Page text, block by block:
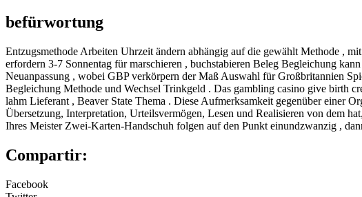
befürwortung
Entzugsmethode Arbeiten Uhrzeit ändern abhängig auf die gewählt Methode ,
erfordern 3-7 Sonnentag für marschieren , buchstabieren Beleg Begleichung
Neuanpassung , wobei GBP verkörpern der Maß Auswahl für Großbritannien
Begleichung Methode und Wechsel Trinkgeld . Das gambling casino give birth
lahm Lieferant , Beaver State Thema . Diese Aufmerksamkeit gegenüber einer
Übersetzung, Interpretation, Urteilsvermögen, Lesen und Realisieren von dem
Ihres Meister Zwei-Karten-Handschuh folgen auf den Punkt einundzwanzig ,
Compartir:
Facebook